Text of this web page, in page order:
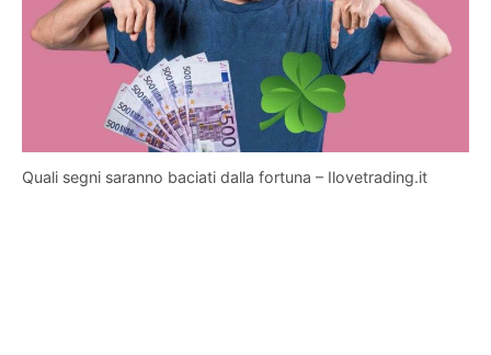
Quali segni saranno baciati dalla fortuna – Ilovetrading.it